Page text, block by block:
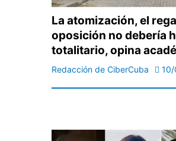
La atomización, el
oposición no debería
totalitario, opina
Redacción de CiberCuba 10/